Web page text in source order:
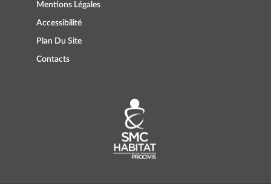
Mentions Légales
Accessibilité
Plan Du Site
Contacts